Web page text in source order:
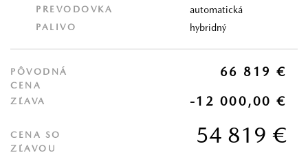
PREVODOVKA automatická
PALIVO hybridný
PÔVODNÁ
CENA
66 819 €
ZĽAVA -12 000,00 €
CENA SO
ZĽAVOU
54 819 €